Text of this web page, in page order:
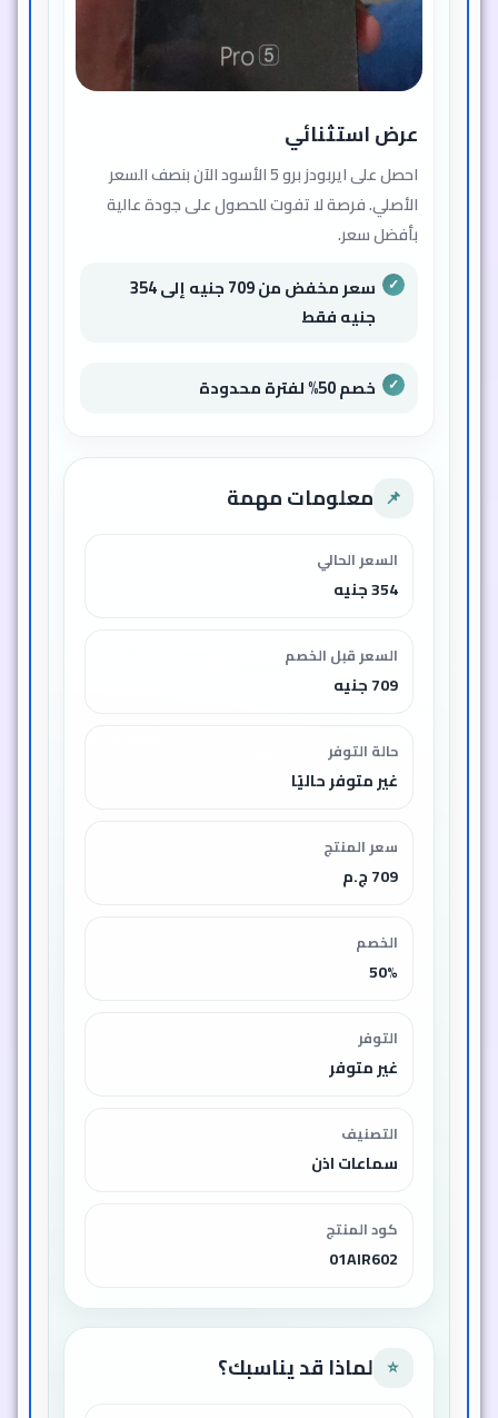
عرض استثنائي
احصل على ايربودز برو 5 الأسود الآن بنصف السعر
الأصلي. فرصة لا تفوت للحصول على جودة عالية
بأفضل سعر.
سعر مخفض من 709 جنيه إلى 354
جنيه فقط
خصم 50% لفترة محدودة
📌 معلومات مهمة
السعر الحالي
354 جنيه
السعر قبل الخصم
709 جنيه
حالة التوفر
غير متوفر حاليًا
سعر المنتج
709 ج.م
الخصم
50%
التوفر
غير متوفر
التصنيف
سماعات اذن
كود المنتج
01AIR602
⭐ لماذا قد يناسبك؟